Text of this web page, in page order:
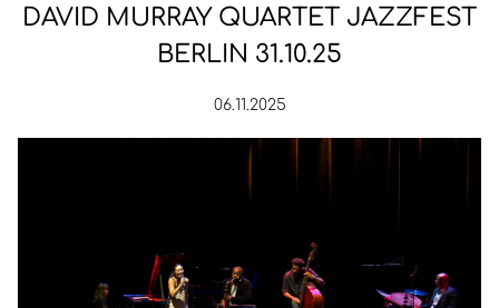
DAVID MURRAY QUARTET JAZZFEST
BERLIN 31.10.25
06.11.2025